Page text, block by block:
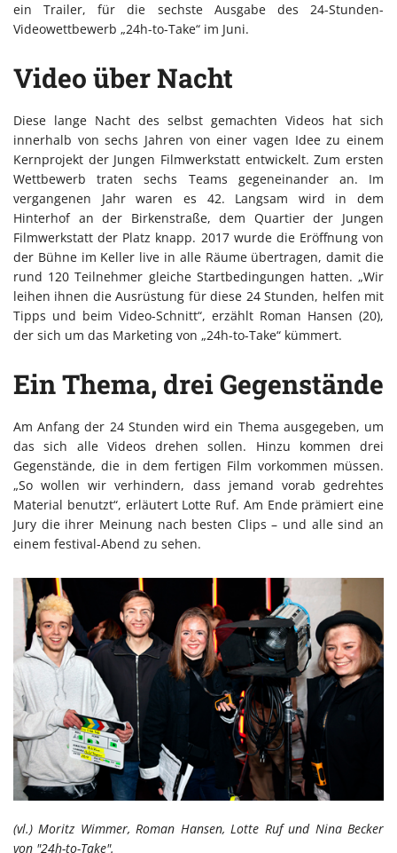
ein Trailer, für die sechste Ausgabe des 24-Stunden-
Videowettbewerb „24h-to-Take“ im Juni.
Video über Nacht
Diese lange Nacht des selbst gemachten Videos hat sich
innerhalb von sechs Jahren von einer vagen Idee zu einem
Kernprojekt der Jungen Filmwerkstatt entwickelt. Zum ersten
Wettbewerb traten sechs Teams gegeneinander an. Im
vergangenen Jahr waren es 42. Langsam wird in dem
Hinterhof an der Birkenstraße, dem Quartier der Jungen
Filmwerkstatt der Platz knapp. 2017 wurde die Eröffnung von
der Bühne im Keller live in alle Räume übertragen, damit die
rund 120 Teilnehmer gleiche Startbedingungen hatten. „Wir
leihen ihnen die Ausrüstung für diese 24 Stunden, helfen mit
Tipps und beim Video-Schnitt“, erzählt Roman Hansen (20),
der sich um das Marketing von „24h-to-Take“ kümmert.
Ein Thema, drei Gegenstände
Am Anfang der 24 Stunden wird ein Thema ausgegeben, um
das sich alle Videos drehen sollen. Hinzu kommen drei
Gegenstände, die in dem fertigen Film vorkommen müssen.
„So wollen wir verhindern, dass jemand vorab gedrehtes
Material benutzt“, erläutert Lotte Ruf. Am Ende prämiert eine
Jury die ihrer Meinung nach besten Clips – und alle sind an
einem festival-Abend zu sehen.
(vl.) Moritz Wimmer, Roman Hansen, Lotte Ruf und Nina Becker
von "24h-to-Take".